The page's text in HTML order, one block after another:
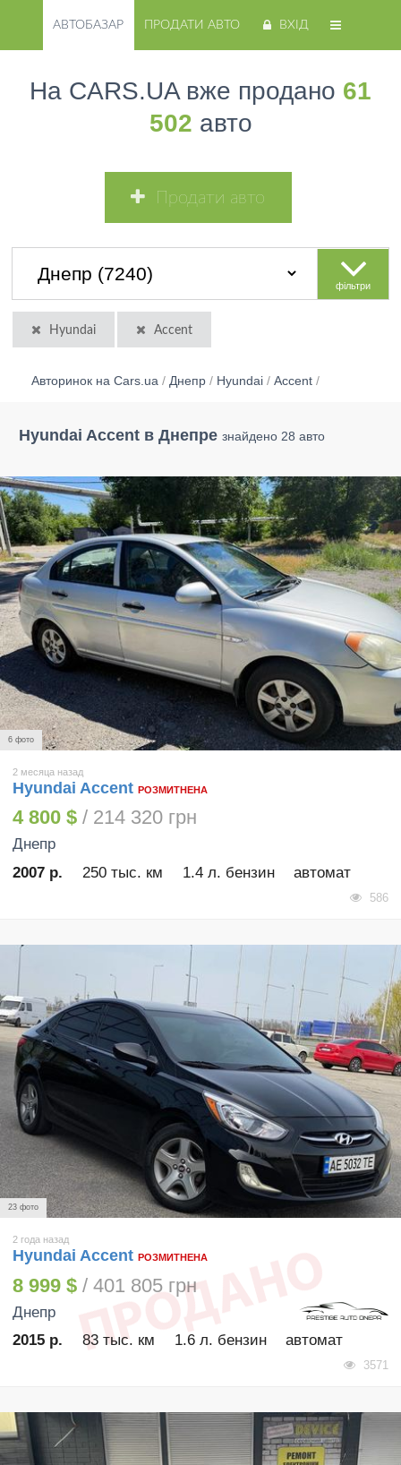
АВТОБАЗАР ПРОДАТИ АВТО ВХІД
На CARS.UA вже продано 61
502 авто
Продати авто
фільтри
Hyundai Accent
Авторинок на Cars.ua / Днепр / Hyundai / Accent /
Hyundai Accent в Днепре знайдено 28 авто
6 фото
2 месяца назад
Hyundai Accent РОЗМИТНЕНА
4 800 $ / 214 320 грн
Днепр
2007 р.
250 тыс. км 1.4 л. бензин автомат
586
23 фото
2 года назад
Hyundai Accent РОЗМИТНЕНА
8 999 $ / 401 805 грн
Днепр
2015 р.
83 тыс. км 1.6 л. бензин автомат
3571